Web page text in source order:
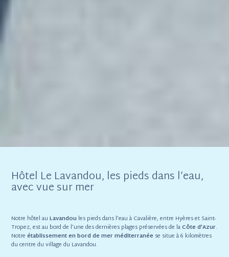
Hôtel Le Lavandou, les pieds dans l’eau,
avec vue sur mer
Notre hôtel auLavandou les pieds dans l’eau à Cavalière, entre Hyères et Saint-
Tropez, est au bord de l’une des dernières plages préservées de laCôte d’Azur.
Notreétablissement en bord de merméditerranée se situe à 6 kilomètres
du centre du village du Lavandou.